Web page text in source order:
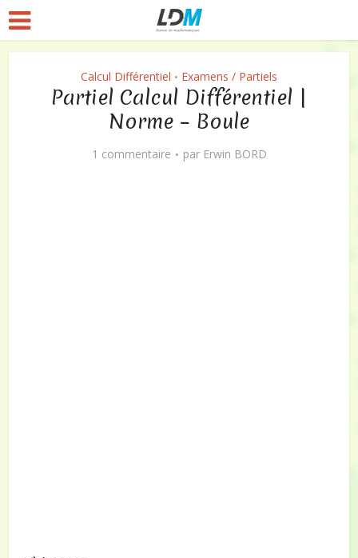
Calcul Différentiel • Examens / Partiels
Partiel Calcul Différentiel |
Norme – Boule
1 commentaire par Erwin BORD